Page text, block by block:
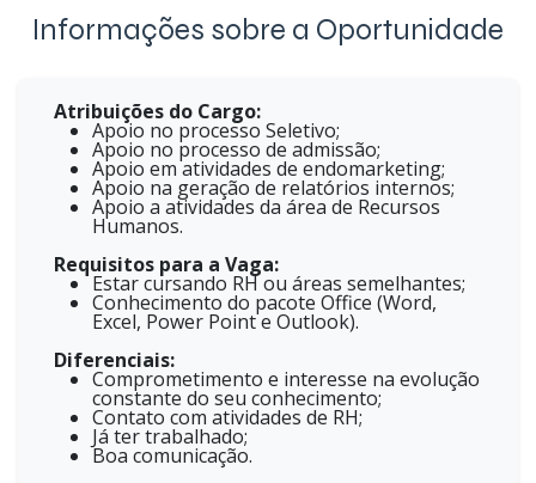
Informações sobre a Oportunidade
Atribuições do Cargo:
Apoio no processo Seletivo;
Apoio no processo de admissão;
Apoio em atividades de endomarketing;
Apoio na geração de relatórios internos;
Apoio a atividades da área de Recursos
Humanos.
Requisitos para a Vaga:
Estar cursando RH ou áreas semelhantes;
Conhecimento do pacote Office (Word,
Excel, Power Point e Outlook).
Diferenciais:
Comprometimento e interesse na evolução
constante do seu conhecimento;
Contato com atividades de RH;
Já ter trabalhado;
Boa comunicação.